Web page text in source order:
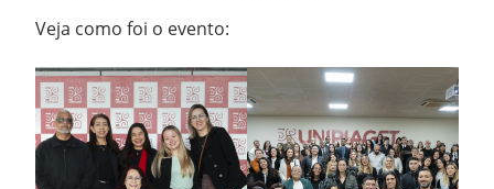
Veja como foi o evento: